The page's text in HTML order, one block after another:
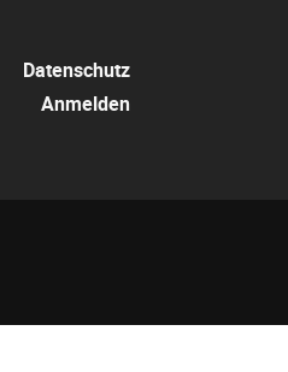
Datenschutz
Anmelden